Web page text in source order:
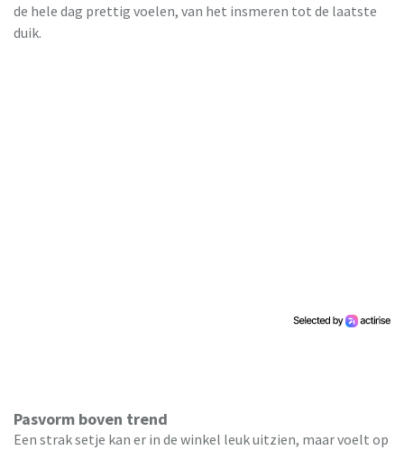
de hele dag prettig voelen, van het insmeren tot de laatste
duik.
Pasvorm boven trend
Een strak setje kan er in de winkel leuk uitzien, maar voelt op